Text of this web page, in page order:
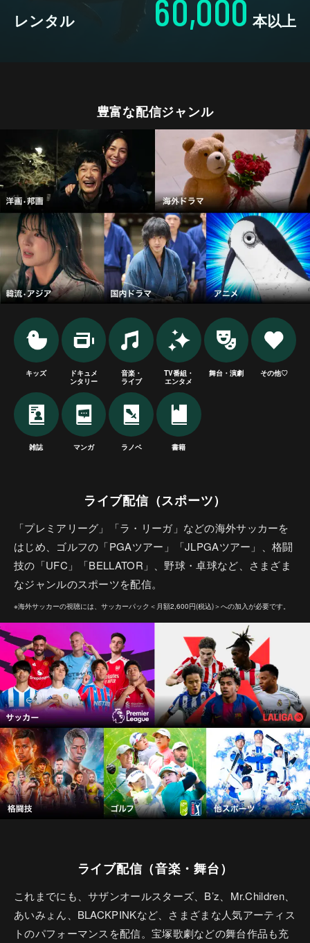
レンタル 60,000 本以上
豊富な配信ジャンル
キッズ
ドキュメ
ンタリー
音楽・
ライブ
TV番組・
エンタメ
舞台・演劇 その他♡
雑誌 マンガ ラノベ 書籍
ライブ配信（スポーツ）
「プレミアリーグ」「ラ・リーガ」などの海外サッカーを
はじめ、ゴルフの「PGAツアー」「JLPGAツアー」、格闘
技の「UFC」「BELLATOR」、野球・卓球など、さまざま
なジャンルのスポーツを配信。
※海外サッカーの視聴には、サッカーパック＜月額2,600円(税込)＞への加入が必要です。
ライブ配信（音楽・舞台）
これまでにも、サザンオールスターズ、B’z、Mr.Children、
あいみょん、BLACKPINKなど、さまざまな人気アーティス
トのパフォーマンスを配信。宝塚歌劇などの舞台作品も充